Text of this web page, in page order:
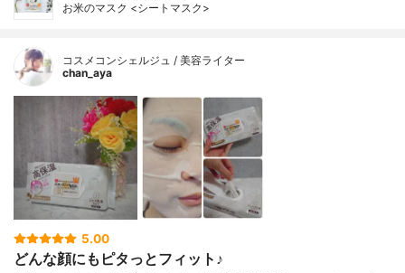
お米のマスク <シートマスク>
コスメコンシェルジュ / 美容ライター
chan_aya
5.00
どんな顔にもピタっとフィット♪